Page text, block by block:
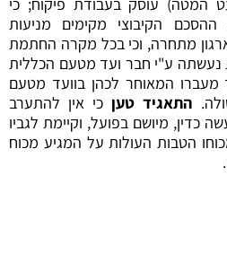
המטה) עוסק בעבודת פיקוח; כי
הקיבוצי מקימים מניעות
מתחרה, וכי בכל מקרה החתמת
נעשתה ע"י חבר ועד מטעם הכללית
מעברו המאוחר לכהן בוועד מטעם
התאגיד טען כי אין להתערב
כדין, מיושם בפועל, וקיימת לגביו
הטבות העולות על המגיע מכוח